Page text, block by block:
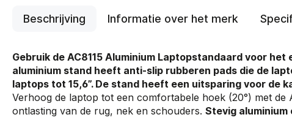
Beschrijving Informatie over het merk
Gebruik de AC8115 Aluminium Laptopstandaard voor
aluminium stand heeft anti-slip rubberen pads die de
laptops tot 15,6”. De stand heeft een uitsparing voor de
Verhoog de laptop tot een comfortabele hoek (20°) met de
ontlasting van de rug, nek en schouders. Stevig